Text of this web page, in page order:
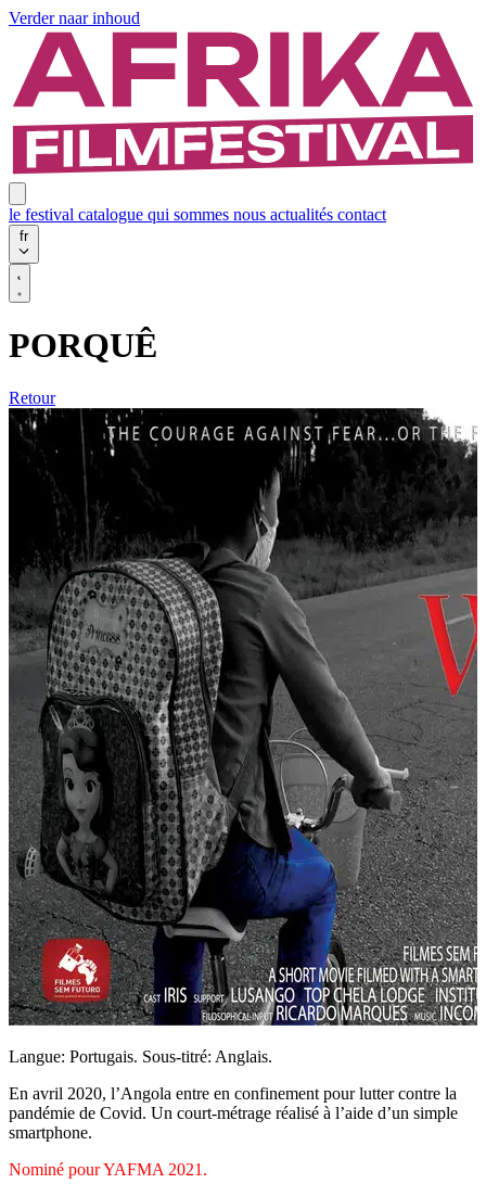
Verder naar inhoud
le festival catalogue qui sommes nous actualités contact
fr
PORQUÊ
Retour
Langue: Portugais. Sous-titré: Anglais.
En avril 2020, l’Angola entre en confinement pour lutter contre la
pandémie de Covid. Un court-métrage réalisé à l’aide d’un simple
smartphone.
Nominé pour YAFMA 2021.